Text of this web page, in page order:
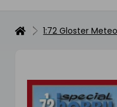
1:72 Gloster